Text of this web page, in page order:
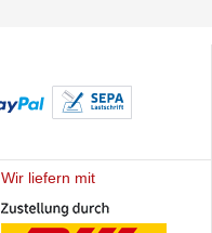
Wir liefern mit